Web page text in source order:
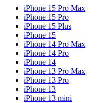
iPhone 15 Pro Max
iPhone 15 Pro
iPhone 15 Plus
iPhone 15
iPhone 14 Pro Max
iPhone 14 Pro
iPhone 14
iPhone 13 Pro Max
iPhone 13 Pro
iPhone 13
iPhone 13 mini